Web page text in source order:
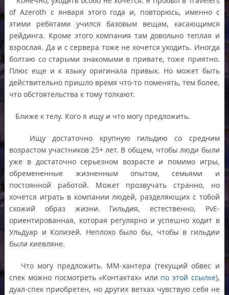
of Azeroth с января этого года и, повторюсь, именно с
этими ребятами учился базовым вещам, касающимся
рейдинга. Кроме этого компания там довольно теплая и
взрослая. Да и с сервера тоже не хочется уходить. Иногда
болтаю со старыми знакомыми в привате, тоже приятно.
Плюс еще и к языку оригинала привык. Но может быть
действительно пришло время что-то поменять, тем более,
что обстоятельства к тому толкают.
Ближе к телу. Кого я ищу и что могу предложить.
Ищу достаточно крупную гильдию со средним
возрастом участников 25+ лет. В общем, чтобы люди были
уже в достаточно серьезном возрасте и помимо игры,
обремененные жизненным опытом, семьями и
постоянной работой. Может прозвучать странно, но
хочется играть в компании людей, разделяющих с тобой
схожий образ жизни. Гильдия, естественно, PvE-
ориентированная, которая регулярно и успешно ходит в
Ульдуар и Колизей. Неплохо было бы, чтобы в гильдии
были киевляне.
Что могу предложить. ММ-хантера (текущий обвес и
спек можно посмотреть «Контактах» или по этой ссылке),
дуал-спек приобретен, но других ветках чувствую себя не